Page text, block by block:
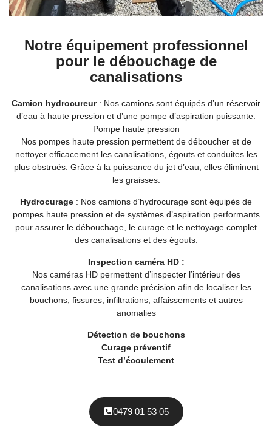
Notre équipement professionnel
pour le débouchage de
canalisations
Camion hydrocureur: Nos camions sont équipés d’un réservoir
d’eau à haute pression et d’une pompe d’aspiration puissante.
Pompe haute pression
Nos pompes haute pression permettent de déboucher et de
nettoyer efficacement les canalisations, égouts et conduites les
plus obstrués. Grâce à la puissance du jet d’eau, elles éliminent
les graisses.
Hydrocurage : Nos camions d’hydrocurage sont équipés de
pompes haute pression et de systèmes d’aspiration performants
pour assurer le débouchage, le curage et le nettoyage complet
des canalisations et des égouts.
Inspection caméra HD :
Nos caméras HD permettent d’inspecter l’intérieur des
canalisations avec une grande précision afin de localiser les
bouchons, fissures, infiltrations, affaissements et autres
anomalies
Détection de bouchons
Curage préventif
Test d’écoulement
0479 01 53 05